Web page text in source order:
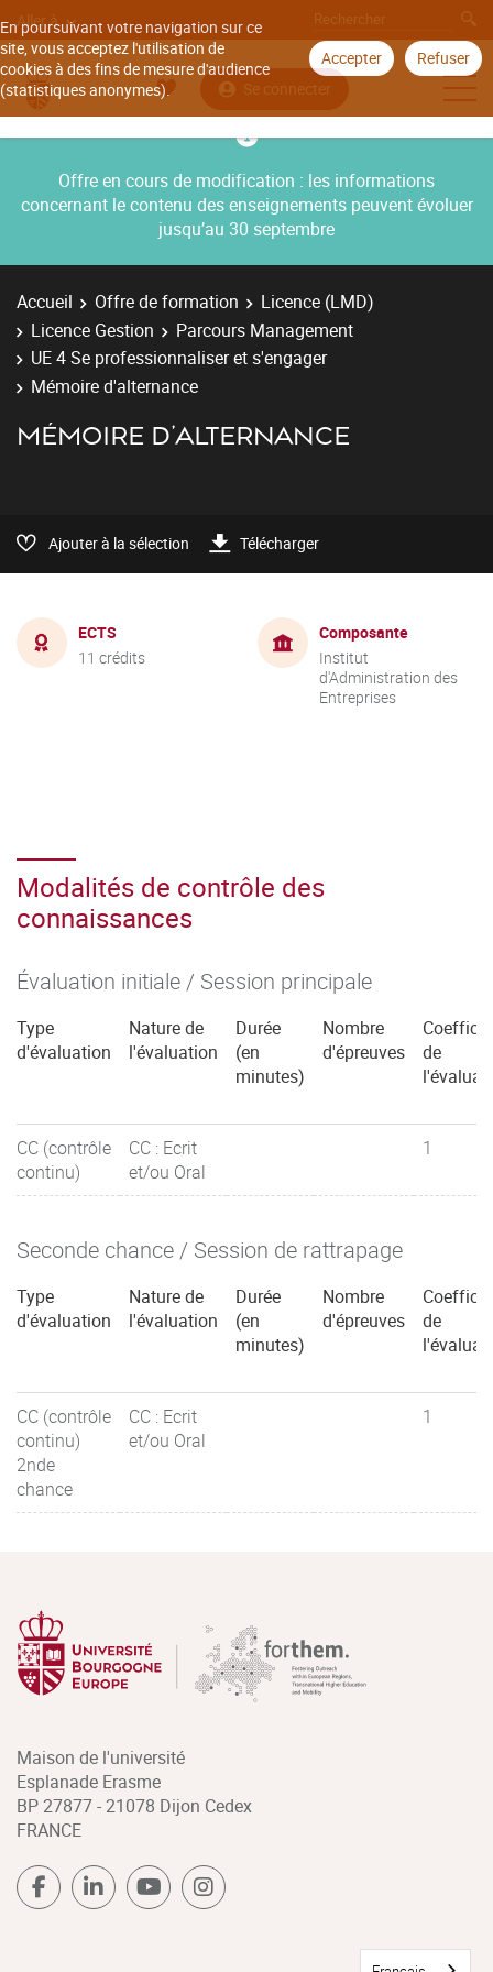
En poursuivant votre navigation sur ce
site, vous acceptez l'utilisation de
cookies à des fins de mesure d'audience
(statistiques anonymes).
Accepter Refuser
Aller à
Se connecter
Offre en cours de modification : les informations
concernant le contenu des enseignements peuvent évoluer
jusqu’au 30 septembre
Accueil Offre de formation
Licence (LMD)
Licence Gestion
Parcours Management
UE 4 Se professionnaliser et s'engager
Mémoire d'alternance
MÉMOIRE D'ALTERNANCE
Ajouter à la sélection Télécharger
ECTS
11 crédits
Composante
Institut
d'Administration des
Entreprises
Modalités de contrôle des
connaissances
Évaluation initiale / Session principale
Type
d'évaluation
Nature de
l'évaluation
Durée
(en
minutes)
Nombre
d'épreuves
de
CC (contrôle
continu)
CC : Ecrit
et/ou Oral
1
Seconde chance / Session de rattrapage
Type
d'évaluation
Nature de
l'évaluation
Durée
(en
minutes)
Nombre
d'épreuves
de
CC (contrôle
continu)
2nde
chance
CC : Ecrit
et/ou Oral
1
Maison de l'université
Esplanade Erasme
BP 27877 - 21078 Dijon Cedex
FRANCE